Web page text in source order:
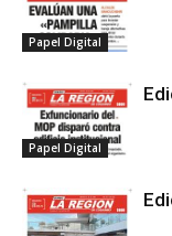
Papel Digital
Papel Digital